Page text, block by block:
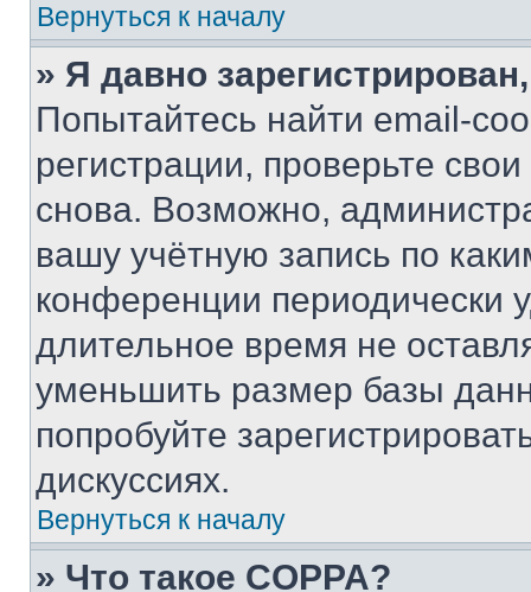
Вернуться к началу
» Я давно
Попытайтесь найти email-
регистрации, проверьте
снова. Возможно,
вашу учётную запись по
конференции периодически
длительное время не
уменьшить размер базы
попробуйте
дискуссиях.
Вернуться к началу
» Что такое COPPA?